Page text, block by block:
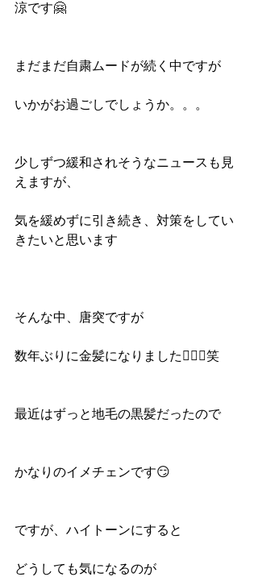
涼です🤗
まだまだ自粛ムードが続く中ですが
いかがお過ごしでしょうか。。。
少しずつ緩和されそうなニュースも見
えますが、
気を緩めずに引き続き、対策をしてい
きたいと思います
そんな中、唐突ですが
数年ぶりに金髪になりました🙋🏼‍♂笑
最近はずっと地毛の黒髪だったので
かなりのイメチェンです😏
ですが、ハイトーンにすると
どうしても気になるのが